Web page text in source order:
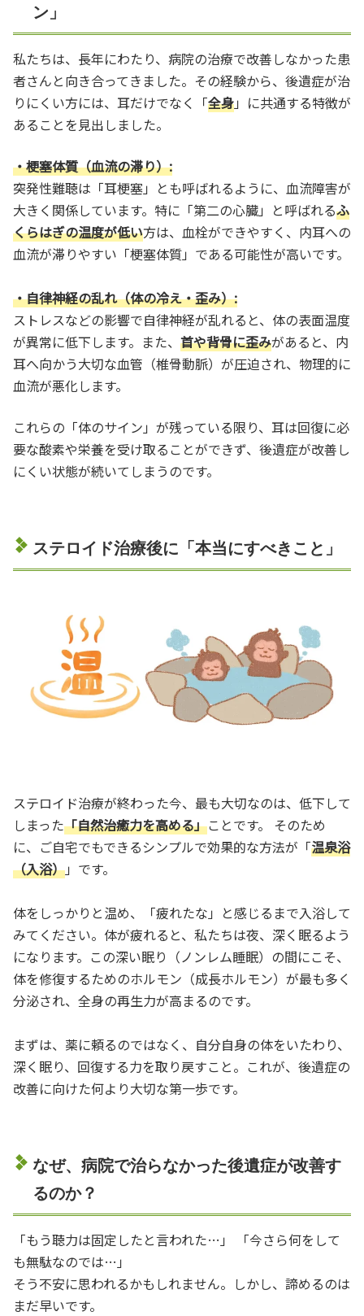
ン」
私たちは、長年にわたり、病院の治療で改善しなかった患
者さんと向き合ってきました。その経験から、後遺症が治
りにくい方には、耳だけでなく「全身」に共通する特徴が
あることを見出しました。
・梗塞体質（血流の滞り）:
突発性難聴は「耳梗塞」とも呼ばれるように、血流障害が
大きく関係しています。特に「第二の心臓」と呼ばれるふ
くらはぎの温度が低い方は、血栓ができやすく、内耳への
血流が滞りやすい「梗塞体質」である可能性が高いです。
・自律神経の乱れ（体の冷え・歪み）:
ストレスなどの影響で自律神経が乱れると、体の表面温度
が異常に低下します。また、 首や背骨に歪みがあると、内
耳へ向かう大切な血管（椎骨動脈）が圧迫され、物理的に
血流が悪化します。
これらの「体のサイン」が残っている限り、耳は回復に必
要な酸素や栄養を受け取ることができず、後遺症が改善し
にくい状態が続いてしまうのです。
ステロイド治療後に「本当にすべきこと」
ステロイド治療が終わった今、最も大切なのは、低下して
しまった「自然治癒力を高める」ことです。 そのため
に、ご自宅でもできるシンプルで効果的な方法が「温泉浴
（入浴）」です。
体をしっかりと温め、「疲れたな」と感じるまで入浴して
みてください。体が疲れると、私たちは夜、深く眠るよう
になります。この深い眠り（ノンレム睡眠）の間にこそ、
体を修復するためのホルモン（成長ホルモン）が最も多く
分泌され、全身の再生力が高まるのです。
まずは、薬に頼るのではなく、自分自身の体をいたわり、
深く眠り、回復する力を取り戻すこと。これが、後遺症の
改善に向けた何より大切な第一歩です。
なぜ、病院で治らなかった後遺症が改善す
るのか？
「もう聴力は固定したと言われた…」 「今さら何をして
も無駄なのでは…」
そう不安に思われるかもしれません。しかし、諦めるのは
まだ早いです。